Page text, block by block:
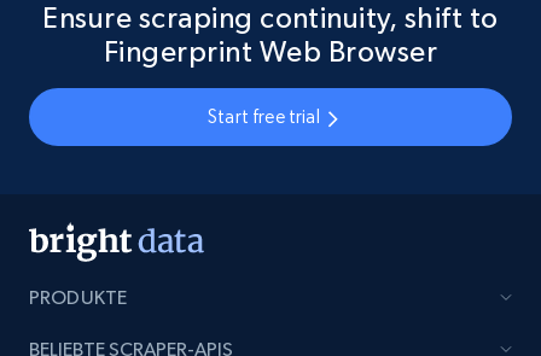
Ensure scraping continuity, shift to
Fingerprint Web Browser
Start free trial
PRODUKTE
BELIEBTE SCRAPER-APIS